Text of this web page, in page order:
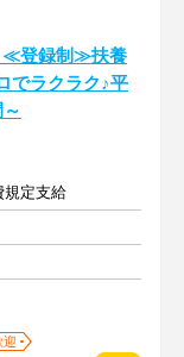
≪登録制≫扶養
でラクラク♪平
規定支給
迎